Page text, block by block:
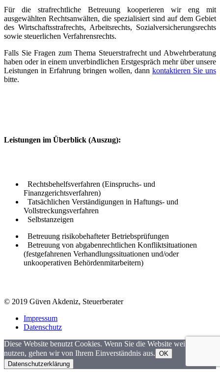
Für die strafrechtliche Betreuung kooperieren wir eng mit
ausgewählten Rechtsanwälten, die spezialisiert sind auf dem Gebiet
des Wirtschaftsstrafrechts, Arbeitsrechts, Sozialversicherungsrechts
sowie steuerlichen Verfahrensrechts.
Falls Sie Fragen zum Thema Steuerstrafrecht und Abwehrberatung
haben oder in einem unverbindlichen Erstgespräch mehr über unsere
Leistungen in Erfahrung bringen wollen, dann kontaktieren Sie uns
bitte.
Leistungen im Überblick (Auszug):
Rechtsbehelfsverfahren (Einspruchs- und
Finanzgerichtsverfahren)
Tatsächlichen Verständigungen in Haftungs- und
Vollstreckungsverfahren
Selbstanzeigen
Betreuung risikobehafteter Betriebsprüfungen
Betreuung von abgabenrechtlichen Konfliktsituationen
(festgefahrenen Verhandlungssituationen und/oder
unkooperativen Behördenmitarbeitern)
© 2019 Güven Akdeniz, Steuerberater
Impressum
Datenschutz
Diese Website benutzt Cookies. Wenn Sie die Website weiter
nutzen, gehen wir von Ihrem Einverständnis aus. OK
Datenschutzerklärung